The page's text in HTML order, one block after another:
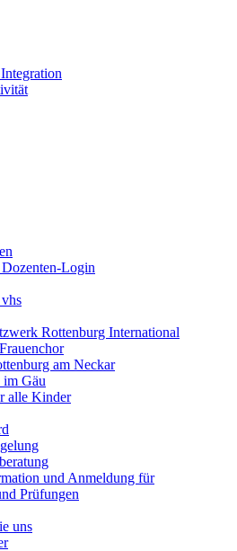
Login
Rottenburg International
am Neckar
im Gäu
alle Kinder
und Anmeldung für
Prüfungen
uns